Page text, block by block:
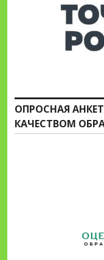
ОПРОСНАЯ
КАЧЕСТВОМ